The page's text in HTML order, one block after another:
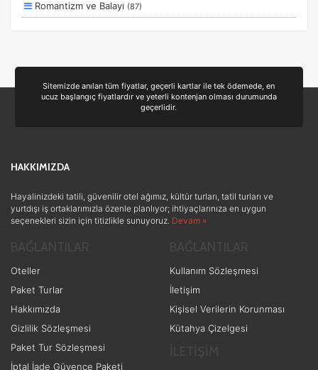
Romantizm ve Balayı (87)
Yiyecek ve İçecek(24)
Sağlık ve Güzellik
Sitemizde anılan tüm fiyatlar, geçerli kartlar ile tek ödemede, en
ucuz başlangıç fiyatlardır ve yeterli kontenjan olması durumunda
geçerlidir.
HAKKIMIZDA
Hayalinizdeki tatili, güvenilir otel ağımız, kültür turları, tatil turları ve
yurtdışı iş ortaklarımızla özenle planlıyor; ihtiyaçlarınıza en uygun
seçenekleri sizin için titizlikle sunuyoruz. Devam »
Oteller
Paket Turlar
Hakkımızda
Gizlilik Sözleşmesi
Paket Tur Sözleşmesi
İptal İade Güvence Paketi
Kullanım Sözleşmesi
İletişim
Kişisel Verilerin Korunması
Kütahya Çizelgesi